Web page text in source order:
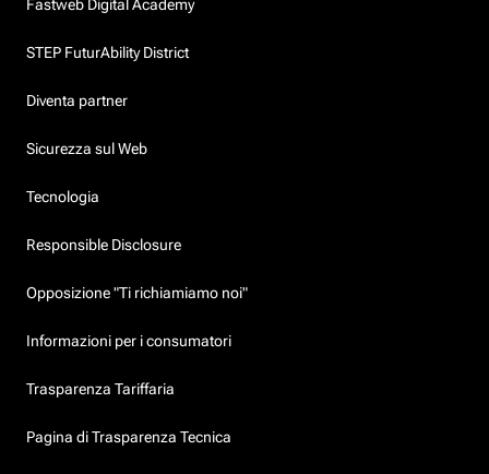
Fastweb Digital Academy
STEP FuturAbility District
Diventa partner
Sicurezza sul Web
Tecnologia
Responsible Disclosure
Opposizione "Ti richiamiamo noi"
Informazioni per i consumatori
Trasparenza Tariffaria
Pagina di Trasparenza Tecnica